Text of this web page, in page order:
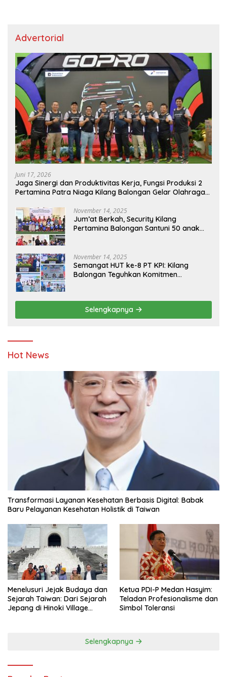
Advertorial
Juni 17, 2026
Jaga Sinergi dan Produktivitas Kerja, Fungsi Produksi 2
Pertamina Patra Niaga Kilang Balongan Gelar Olahraga
November 14, 2025
Jum’at Berkah, Security Kilang
Pertamina Balongan Santuni 50 anak
November 14, 2025
Semangat HUT ke-8 PT KPI: Kilang
Balongan Teguhkan Komitmen
Pendidikan
Selengkapnya
Hot News
Transformasi Layanan Kesehatan Berbasis Digital: Babak
Baru Pelayanan Kesehatan Holistik di Taiwan
Menelusuri Jejak Budaya dan
Sejarah Taiwan: Dari Sejarah
Jepang di Hinoki Village
Ketua PDI-P Medan Hasyim:
Teladan Profesionalisme dan
Simbol Toleransi
Selengkapnya